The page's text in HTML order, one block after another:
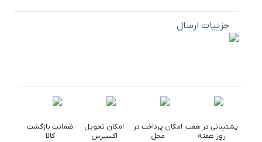
جزییات ارسال
پشتیبانی در هفت
روز هفته
امکان پرداخت در
محل
امکان تحویل
اکسپرس
ضمانت بازگشت
کالا